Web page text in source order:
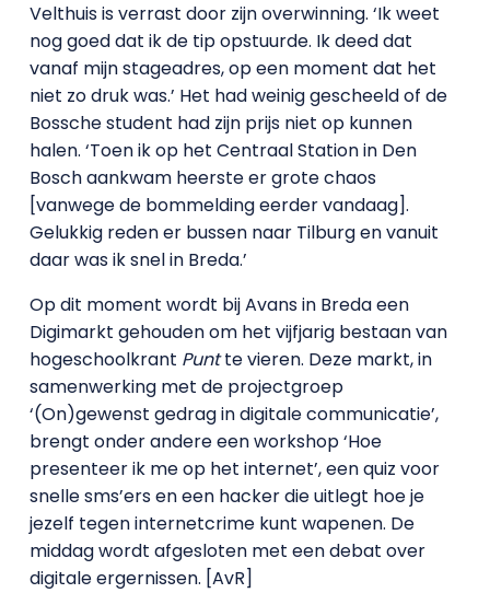
Velthuis is verrast door zijn overwinning. ‘Ik weet
nog goed dat ik de tip opstuurde. Ik deed dat
vanaf mijn stageadres, op een moment dat het
niet zo druk was.’ Het had weinig gescheeld of de
Bossche student had zijn prijs niet op kunnen
halen. ‘Toen ik op het Centraal Station in Den
Bosch aankwam heerste er grote chaos
[vanwege de bommelding eerder vandaag].
Gelukkig reden er bussen naar Tilburg en vanuit
daar was ik snel in Breda.’
Op dit moment wordt bij Avans in Breda een
Digimarkt gehouden om het vijfjarig bestaan van
hogeschoolkrant Puntte vieren. Deze markt, in
samenwerking met de projectgroep
‘(On)gewenst gedrag in digitale communicatie’,
brengt onder andere een workshop ‘Hoe
presenteer ik me op het internet’, een quiz voor
snelle sms’ers en een hacker die uitlegt hoe je
jezelf tegen internetcrime kunt wapenen. De
middag wordt afgesloten met een debat over
digitale ergernissen. [AvR]